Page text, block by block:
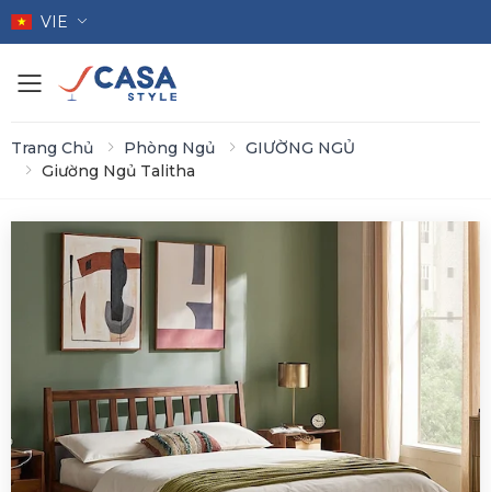
VIE
Toggle mobile menu
Trang Chủ Phòng Ngủ
GIƯỜNG NGỦ
Giường Ngủ Talitha